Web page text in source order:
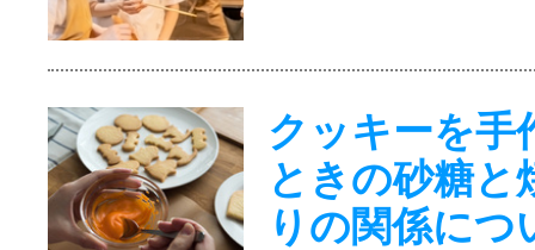
クッキーを手
ときの砂糖と
りの関係につ